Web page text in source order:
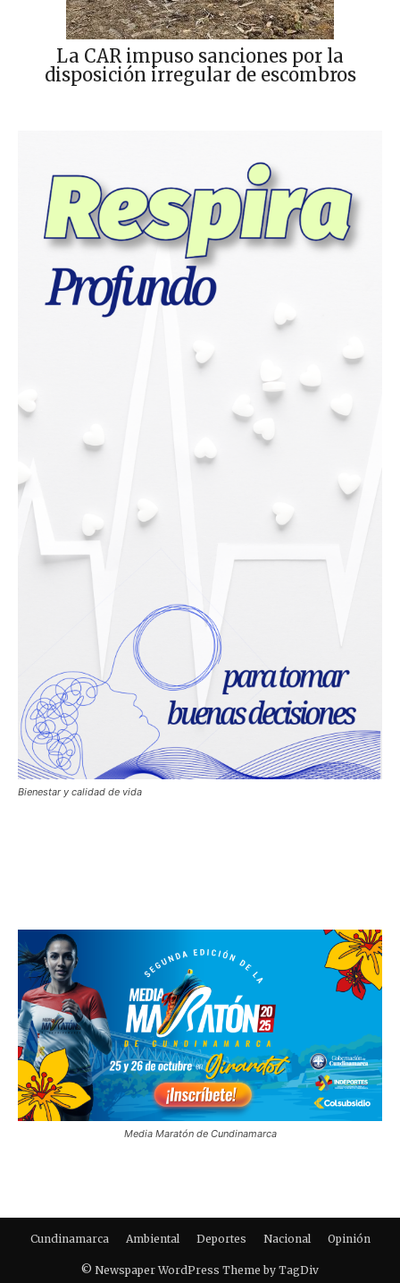
La CAR impuso sanciones por la
disposición irregular de escombros
Bienestar y calidad de vida
Media Maratón de Cundinamarca
Cundinamarca Ambiental Deportes Nacional Opinión
© Newspaper WordPress Theme by TagDiv